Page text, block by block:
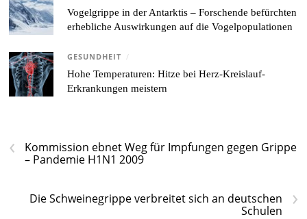
Vogelgrippe in der Antarktis – Forschende befürchten
erhebliche Auswirkungen auf die Vogelpopulationen
GESUNDHEIT /
Hohe Temperaturen: Hitze bei Herz-Kreislauf-
Erkrankungen meistern
‹
Kommission ebnet Weg für Impfungen gegen Grippe
– Pandemie H1N1 2009
›
Die Schweinegrippe verbreitet sich an deutschen
Schulen